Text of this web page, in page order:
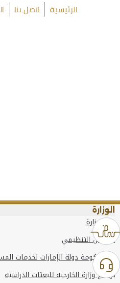
الرئيسية اتصل بنا
الوزارة
عن الوزارة
الهيكل التنظيمي
وعد حكومة دولة الإمارات لخدمات
برنامج وزارة الخارجية للبعثات الدراسية